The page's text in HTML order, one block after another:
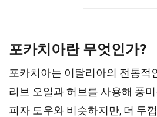
포카치아란 무엇인가?
포카치아는 이탈리아의 전통적
리브 오일과 허브를 사용해 풍
피자 도우와 비슷하지만, 더 두